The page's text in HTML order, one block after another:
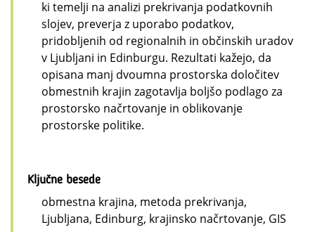
ki temelji na analizi prekrivanja podatkovnih
slojev, preverja z uporabo podatkov,
pridobljenih od regionalnih in občinskih uradov
v Ljubljani in Edinburgu. Rezultati kažejo, da
opisana manj dvoumna prostorska določitev
obmestnih krajin zagotavlja boljšo podlago za
prostorsko načrtovanje in oblikovanje
prostorske politike.
Ključne besede
obmestna krajina, metoda prekrivanja,
Ljubljana, Edinburg, krajinsko načrtovanje, GIS